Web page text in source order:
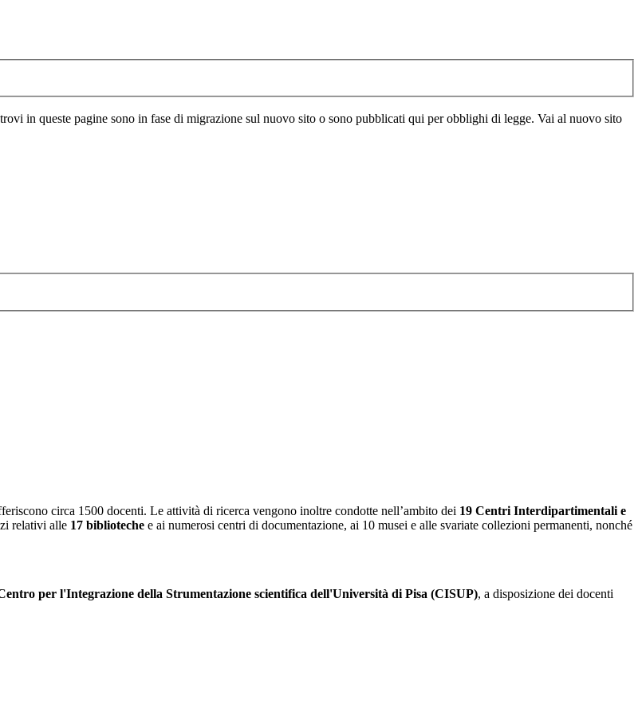
in queste pagine sono in fase di migrazione sul nuovo sito o sono pubblicati qui per obblighi di legge. Vai al nuovo sito
circa 1500 docenti. Le attività di ricerca vengono inoltre condotte nell’ambito dei 19 Centri Interdipartimentali e
relativi alle 17 biblioteche e ai numerosi centri di documentazione, ai 10 musei e alle svariate collezioni permanenti, nonché
per l'Integrazione della Strumentazione scientifica dell'Università di Pisa (CISUP), a disposizione dei docenti